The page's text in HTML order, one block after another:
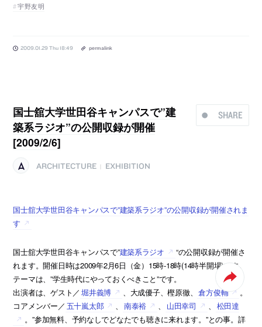
宇野友明
2009.01.29 Thu 18:49 permalink
SHARE
国士舘大学世田谷キャンパスで”建
築系ラジオ”の公開収録が開催
[2009/2/6]
ARCHITECTURE EXHIBITION
国士舘大学世田谷キャンパスで”建築系ラジオ”の公開収録が開催されま
す
国士舘大学世田谷キャンパスで”建築系ラジオ
“の公開収録が開催さ
れます。開催日時は2009年2月6日（金）15時-18時(14時半開場)です。
テーマは、”学生時代にやっておくべきこと”です。
出演者は、ゲスト／ 堀井義博 、大成優子、樫原徹、 倉方俊輔
。
コアメンバー／ 五十嵐太郎 南泰裕 山田幸司
松田達
。”参加無料、予約なしでどなたでも聴きに来れます。”との事。詳